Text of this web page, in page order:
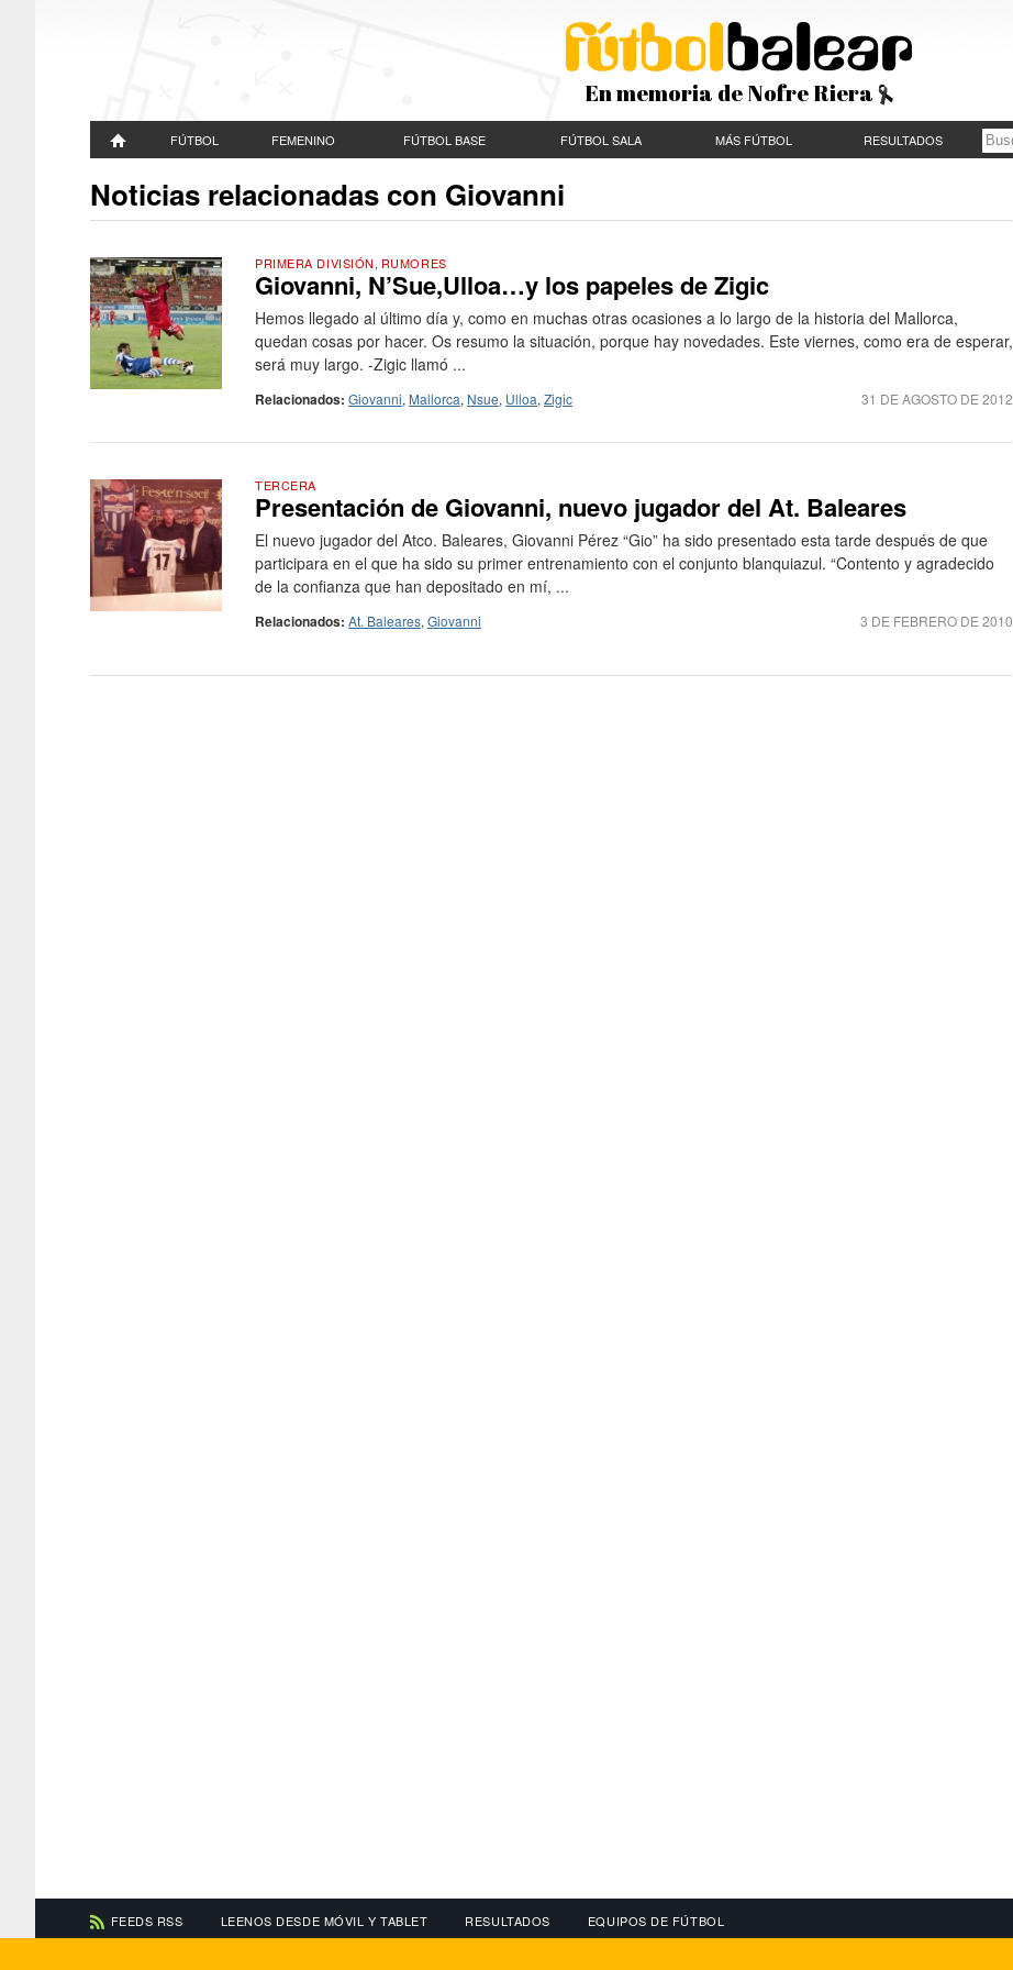
En memoria de Nofre Riera
FÚTBOL FEMENINO FÚTBOL BASE FÚTBOL SALA MÁS FÚTBOL RESULTADOS
Noticias relacionadas con Giovanni
PRIMERA DIVISIÓN, RUMORES
Giovanni, N’Sue,Ulloa…y los papeles de Zigic
Hemos llegado al último día y, como en muchas otras ocasiones a lo largo de la historia del Mallorca,
quedan cosas por hacer. Os resumo la situación, porque hay novedades. Este viernes, como era de esperar,
será muy largo. -Zigic llamó ...
31 DE AGOSTO DE 2012
Relacionados: Giovanni, Mallorca, Nsue, Ulloa, Zigic
TERCERA
Presentación de Giovanni, nuevo jugador del At. Baleares
El nuevo jugador del Atco. Baleares, Giovanni Pérez “Gio” ha sido presentado esta tarde después de que
participara en el que ha sido su primer entrenamiento con el conjunto blanquiazul. “Contento y agradecido
de la confianza que han depositado en mí, ...
3 DE FEBRERO DE 2010
Relacionados: At. Baleares, Giovanni
FEEDS RSS LEENOS DESDE MÓVIL Y TABLET RESULTADOS EQUIPOS DE FÚTBOL